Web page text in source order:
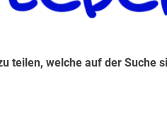
teilen, welche auf der Suche